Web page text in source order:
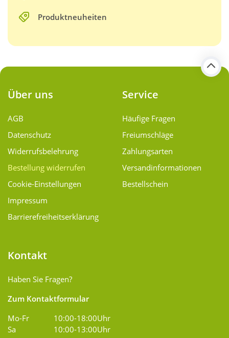
Produktneuheiten
Über uns
AGB
Datenschutz
Widerrufsbelehrung
Bestellung widerrufen
Cookie-Einstellungen
Impressum
Barrierefreiheitserklärung
Service
Häufige Fragen
Freiumschläge
Zahlungsarten
Versand­informationen
Bestellschein
Kontakt
Haben Sie Fragen?
Zum Kontaktformular
Mo-Fr
10:00-18:00Uhr
Sa
10:00-13:00Uhr